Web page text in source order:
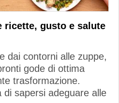
ricette, gusto e salute
dai contorni alle zuppe,
gode di ottima
trasformazione.
di sapersi adeguare alle